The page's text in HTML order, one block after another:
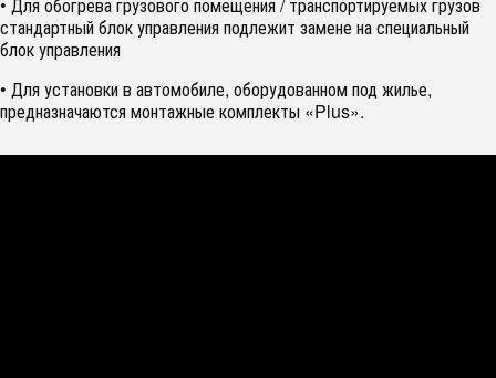
стандартный блок управления подлежит замене на специальный
блок управления
• Для установки в автомобиле, оборудованном под жилье,
предназначаются монтажные комплекты «Plus».